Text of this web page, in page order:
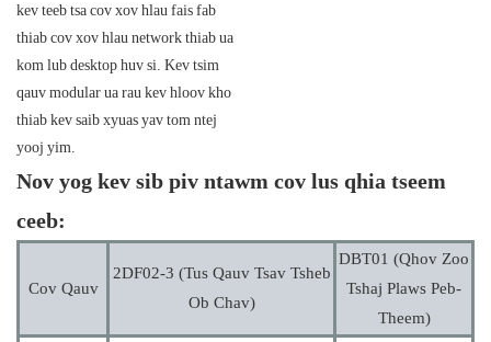
kev teeb tsa cov xov hlau fais fab
thiab cov xov hlau network thiab ua
kom lub desktop huv si. Kev tsim
qauv modular ua rau kev hloov kho
thiab kev saib xyuas yav tom ntej
yooj yim.
Nov yog kev sib piv ntawm cov lus qhia tseem
ceeb:
Cov Qauv
2DF02-3 (Tus Qauv Tsav Tsheb
Ob Chav)
DBT01 (Qhov Zoo
Tshaj Plaws Peb-
Theem)